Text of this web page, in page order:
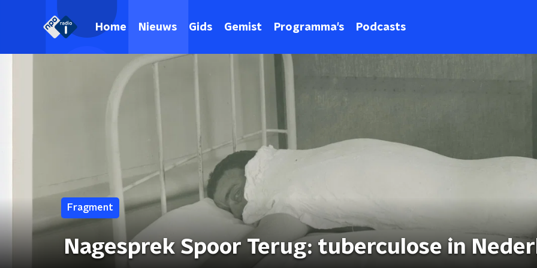
Home Nieuws Gids Gemist Programma's Podcasts
Fragment
Nagesprek Spoor Terug: tuberculose in